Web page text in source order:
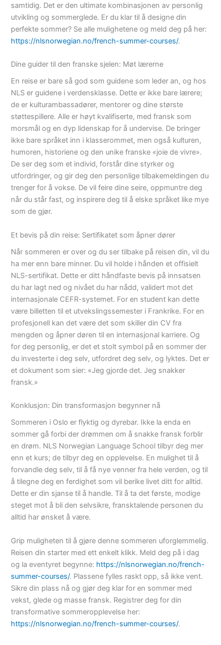
samtidig. Det er den ultimate kombinasjonen av personlig
utvikling og sommerglede. Er du klar til å designe din
perfekte sommer? Se alle mulighetene og meld deg på her:
https://nlsnorwegian.no/french-summer-courses/.
Dine guider til den franske sjelen: Møt lærerne
En reise er bare så god som guidene som leder an, og hos
NLS er guidene i verdensklasse. Dette er ikke bare lærere;
de er kulturambassadører, mentorer og dine største
støttespillere. Alle er høyt kvalifiserte, med fransk som
morsmål og en dyp lidenskap for å undervise. De bringer
ikke bare språket inn i klasserommet, men også kulturen,
humoren, historiene og den unike franske «joie de vivre».
De ser deg som et individ, forstår dine styrker og
utfordringer, og gir deg den personlige tilbakemeldingen du
trenger for å vokse. De vil feire dine seire, oppmuntre deg
når du står fast, og inspirere deg til å elske språket like mye
som de gjør.
Et bevis på din reise: Sertifikatet som åpner dører
Når sommeren er over og du ser tilbake på reisen din, vil du
ha mer enn bare minner. Du vil holde i hånden et offisielt
NLS-sertifikat. Dette er ditt håndfaste bevis på innsatsen
du har lagt ned og nivået du har nådd, validert mot det
internasjonale CEFR-systemet. For en student kan dette
være billetten til et utvekslingssemester i Frankrike. For en
profesjonell kan det være det som skiller din CV fra
mengden og åpner døren til en internasjonal karriere. Og
for deg personlig, er det et stolt symbol på en sommer der
du investerte i deg selv, utfordret deg selv, og lyktes. Det er
et dokument som sier: «Jeg gjorde det. Jeg snakker
fransk.»
Konklusjon: Din transformasjon begynner nå
Sommeren i Oslo er flyktig og dyrebar. Ikke la enda en
sommer gå forbi der drømmen om å snakke fransk forblir
en drøm. NLS Norwegian Language School tilbyr deg mer
enn et kurs; de tilbyr deg en opplevelse. En mulighet til å
forvandle deg selv, til å få nye venner fra hele verden, og til
å tilegne deg en ferdighet som vil berike livet ditt for alltid.
Dette er din sjanse til å handle. Til å ta det første, modige
steget mot å bli den selvsikre, fransktalende personen du
alltid har ønsket å være.
Grip muligheten til å gjøre denne sommeren uforglemmelig.
Reisen din starter med ett enkelt klikk. Meld deg på i dag
og la eventyret begynne: https://nlsnorwegian.no/french-
summer-courses/. Plassene fylles raskt opp, så ikke vent.
Sikre din plass nå og gjør deg klar for en sommer med
vekst, glede og masse fransk. Registrer deg for din
transformative sommeropplevelse her:
https://nlsnorwegian.no/french-summer-courses/.